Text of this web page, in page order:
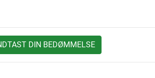
DIN BEDØMMELSE